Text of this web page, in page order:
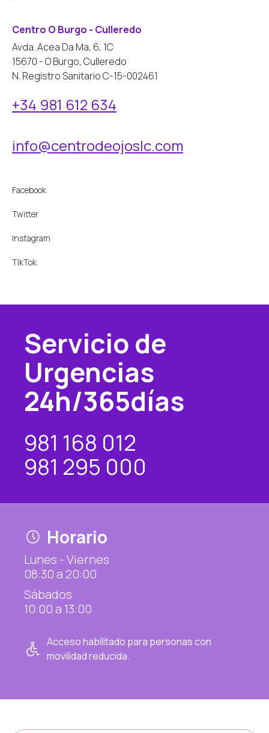
Centro O Burgo - Culleredo
Avda. Acea Da Ma, 6, 1C
15670 - O Burgo, Culleredo
N. Registro Sanitario C-15-002461
+34 981 612 634
info@centrodeojoslc.com
Facebook
Twitter
Instagram
TikTok
Servicio de
Urgencias
24h/365días
981 168 012
981 295 000
Horario
Lunes - Viernes
08:30 a 20:00
Sábados
10:00 a 13:00
Acceso habilitado para personas con
movilidad reducida.